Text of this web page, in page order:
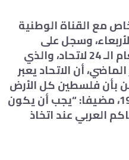
مع القناة الوطنية
وسجل على
هامش فاعليات المؤتمر العام الـ 24 لاتحاد، والذي
أن الاتحاد يعبر
بأن فلسطين كل الأرض
العربية المحتلة منذ عام 1948، مضيفا: “يجب أن يكون
العربي عند اتخاذ